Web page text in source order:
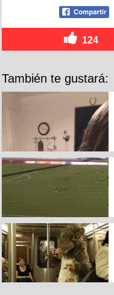
124
También te gustará: